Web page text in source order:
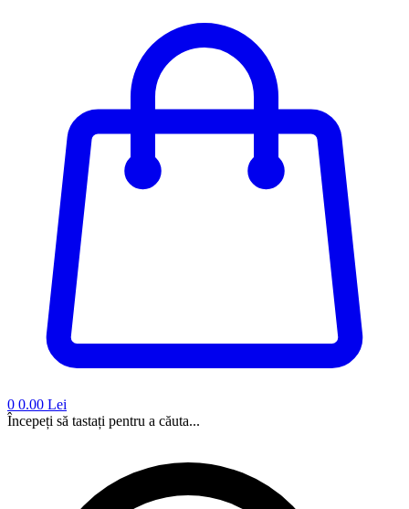
0 0.00 Lei
Începeți să tastați pentru a căuta...